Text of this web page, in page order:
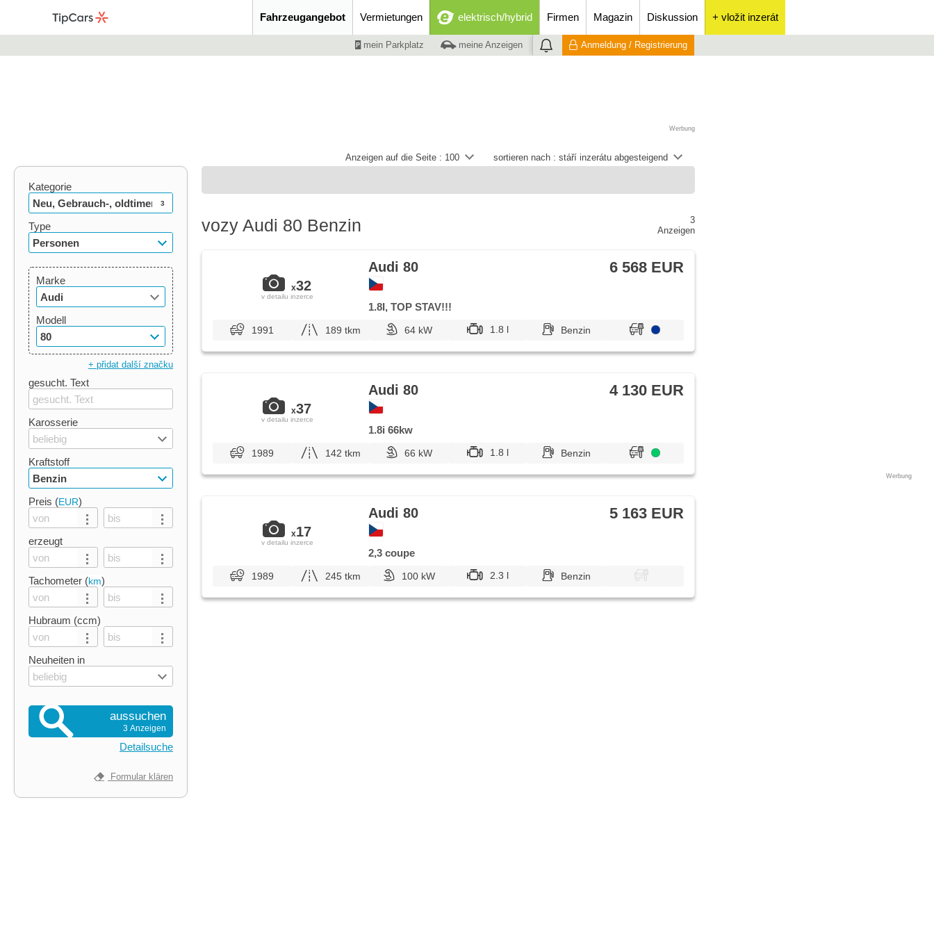
Fahrzeugangebot Vermietungen elektrisch/hybrid Firmen Magazin Diskussion + vložit inzerát
mein Parkplatz meine Anzeigen Anmeldung / Registrierung
Werbung
sortieren nach : stáří inzerátu abgesteigend
Anzeigen auf die Seite : 100
Kategorie
Neu, Gebrauch-, oldtimer
3
Type
Personen
Marke
Audi
Modell
80
+ přidat další značku
gesucht. Text
Karosserie
beliebig
Kraftstoff
Benzin
Preis (EUR)
erzeugt
Tachometer (km)
Hubraum (ccm)
Neuheiten in
beliebig
aussuchen
3 Anzeigen
Detailsuche
Formular klären
vozy Audi 80 Benzin
3
Anzeigen
x32
v detailu inzerce
Audi 80 6 568 EUR
1.8I, TOP STAV!!!
1991 189 tkm 64 kW 1.8 l Benzin
x37
v detailu inzerce
Audi 80 4 130 EUR
1.8i 66kw
1989 142 tkm 66 kW 1.8 l Benzin
x17
v detailu inzerce
Audi 80 5 163 EUR
2,3 coupe
1989 245 tkm 100 kW 2.3 l Benzin
Werbung